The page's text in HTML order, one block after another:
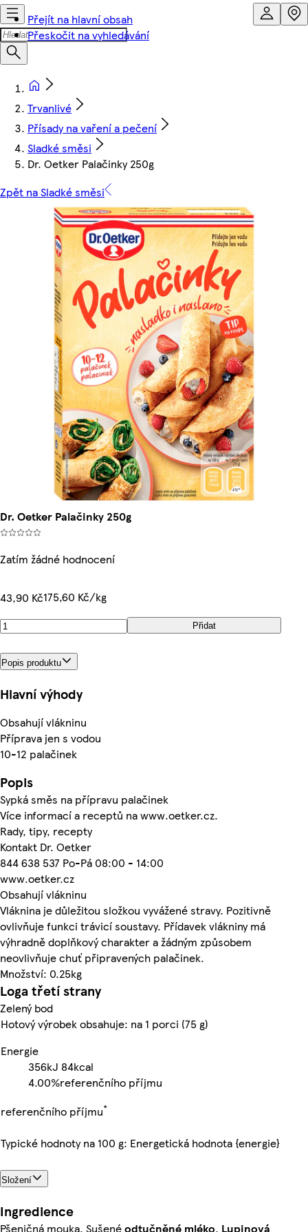
Přejít na hlavní obsah
Přeskočit na vyhledávání
Trvanlivé
Přísady na vaření a pečení
Sladké směsi
Dr. Oetker Palačinky 250g
Zpět na Sladké směsi
Dr. Oetker Palačinky 250g
Zatím žádné hodnocení
43,90 Kč175,60 Kč/kg
Přidat
Popis produktu
Hlavní výhody
Obsahují vlákninu
Příprava jen s vodou
10-12 palačinek
Popis
Sypká směs na přípravu palačinek
Více informací a receptů na www.oetker.cz.
Rady, tipy, recepty
Kontakt Dr. Oetker
844 638 537 Po-Pá 08:00 - 14:00
www.oetker.cz
Obsahují vlákninu
Vláknina je důležitou složkou vyvážené stravy. Pozitivně
ovlivňuje funkci trávicí soustavy. Přídavek vlákniny má
výhradně doplňkový charakter a žádným způsobem
neovlivňuje chuť připravených palačinek.
Množství: 0.25kg
Loga třetí strany
Zelený bod
Hotový výrobek obsahuje: na 1 porci (75 g)
Energie
356kJ 84kcal
4.00%referenčního příjmu
referenčního příjmu*
Typické hodnoty na 100 g: Energetická hodnota {energie}
Složení
Ingredience
Pšeničná mouka, Sušenéodtučněné mléko, Lupinová